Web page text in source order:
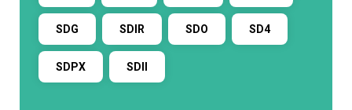
SDG SDIR SDO SD4
SDPX SDII